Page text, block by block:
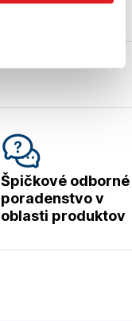
Špičkové odborné
poradenstvo v
oblasti produktov